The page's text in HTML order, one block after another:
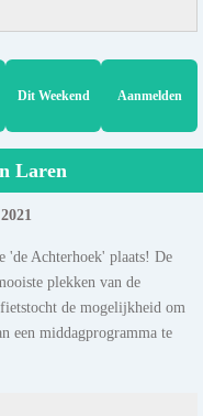
Dit Weekend Aanmelden
Laren
'de Achterhoek' plaats! De
plekken van de
de mogelijkheid om
een middagprogramma te